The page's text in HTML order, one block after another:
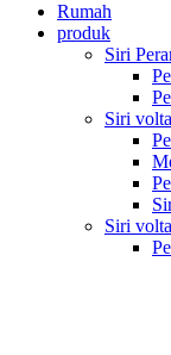
Rumah
produk
Siri
Siri
Siri